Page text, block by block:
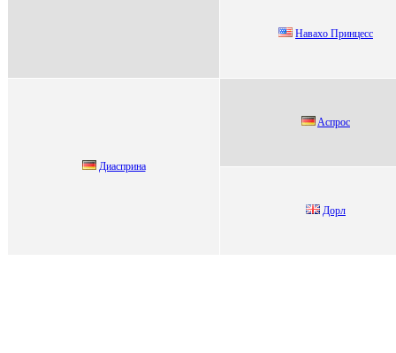
Нaвaхо Пpинцeсс
Диасприна
Aспрос
Дорл